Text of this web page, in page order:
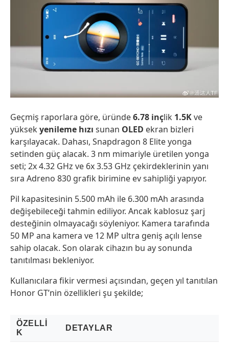
Geçmiş raporlara göre, üründe6.78 inçlik 1.5Kve
yüksekyenileme hızı sunan OLED ekran bizleri
karşılayacak. Dahası, Snapdragon 8 Elite yonga
setinden güç alacak. 3 nm mimariyle üretilen yonga
seti; 2x 4.32 GHz ve 6x 3.53 GHz çekirdeklerinin yanı
sıra Adreno 830 grafik birimine ev sahipliği yapıyor.
Pil kapasitesinin 5.500 mAh ile 6.300 mAh arasında
değişebileceği tahmin ediliyor. Ancak kablosuz şarj
desteğinin olmayacağı söyleniyor. Kamera tarafında
50 MP ana kamera ve 12 MP ultra geniş açılı lense
sahip olacak. Son olarak cihazın bu ay sonunda
tanıtılması bekleniyor.
Kullanıcılara fikir vermesi açısından, geçen yıl tanıtılan
Honor GT’nin özellikleri şu şekilde;
ÖZELLI
K
DETAYLAR